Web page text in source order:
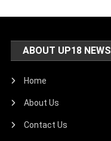
ABOUT UP18 NEWS
Home
About Us
Contact Us